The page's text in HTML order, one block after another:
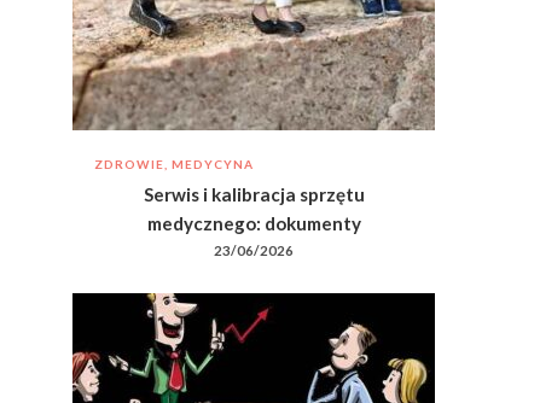
ZDROWIE, MEDYCYNA
Serwis i kalibracja sprzętu
medycznego: dokumenty
23/06/2026